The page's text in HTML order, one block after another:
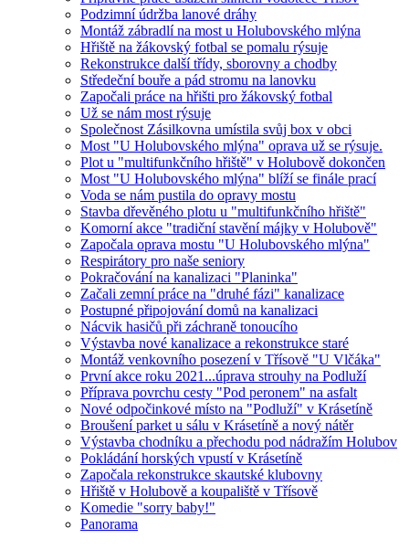
Podzimní údržba lanové dráhy
Montáž zábradlí na most u Holubovského mlýna
Hřiště na žákovský fotbal se pomalu rýsuje
Rekonstrukce další třídy, sborovny a chodby
Středeční bouře a pád stromu na lanovku
Započali práce na hřišti pro žákovský fotbal
Už se nám most rýsuje
Společnost Zásilkovna umístila svůj box v obci
Most "U Holubovského mlýna" oprava už se rýsuje.
Plot u "multifunkčního hřiště" v Holubově dokončen
Most "U Holubovského mlýna" blíží se finále prací
Voda se nám pustila do opravy mostu
Stavba dřevěného plotu u "multifunkčního hřiště"
Komorní akce "tradiční stavění májky v Holubově"
Započala oprava mostu "U Holubovského mlýna"
Respirátory pro naše seniory
Pokračování na kanalizaci "Planinka"
Začali zemní práce na "druhé fázi" kanalizace
Postupné připojování domů na kanalizaci
Nácvik hasičů při záchraně tonoucího
Výstavba nové kanalizace a rekonstrukce staré
Montáž venkovního posezení v Třísově "U Vlčáka"
První akce roku 2021...úprava strouhy na Podluží
Příprava povrchu cesty "Pod peronem" na asfalt
Nové odpočinkové místo na "Podluží" v Krásetíně
Broušení parket u sálu v Krásetíně a nový nátěr
Výstavba chodníku a přechodu pod nádražím Holubov
Pokládání horských vpustí v Krásetíně
Započala rekonstrukce skautské klubovny
Hřiště v Holubově a koupaliště v Třísově
Komedie "sorry baby!"
Panorama